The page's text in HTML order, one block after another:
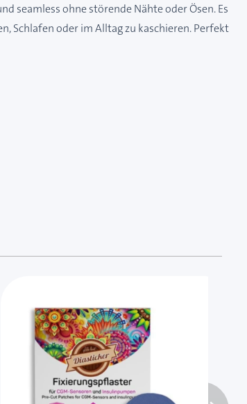
seamless ohne störende Nähte oder Ösen. Es
Schlafen oder im Alltag zu kaschieren. Perfekt